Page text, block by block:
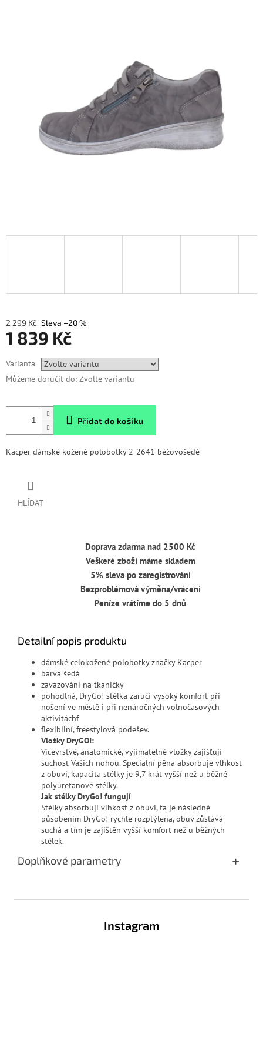
2 299 Kč –20 %
1 839 Kč
cena:
Varianta
Můžeme doručit do: Zvolte variantu
Přidat do košíku
Kacper dámské kožené polobotky 2-2641 béžovošedé
HLÍDAT
Doprava zdarma nad 2500 Kč
Veškeré zboží máme skladem
5% sleva po zaregistrování
Bezproblémová výměna/vrácení
Peníze vrátíme do 5 dnů
Detailní popis produktu
dámské celokožené polobotky značky Kacper
barva šedá
zavazování na tkaničky
pohodlná, DryGo! stélka zaručí vysoký komfort při
nošení ve městě i při nenáročných volnočasových
aktivitáchf
flexibilní, freestylová podešev.
Vložky DryGO!:
Vícevrstvé, anatomické, vyjímatelné vložky zajišťují
suchost Vašich nohou. Specialní pěna absorbuje vlhkost
z obuvi, kapacita stélky je 9,7 krát vyšší než u běžné
polyuretanové stélky.
Jak stélky DryGo! fungují
Stélky absorbují vlhkost z obuvi, ta je následně
působením DryGo! rychle rozptýlena, obuv zůstává
suchá a tím je zajištěn vyšší komfort než u běžných
stélek.
Doplňkové parametry
Instagram